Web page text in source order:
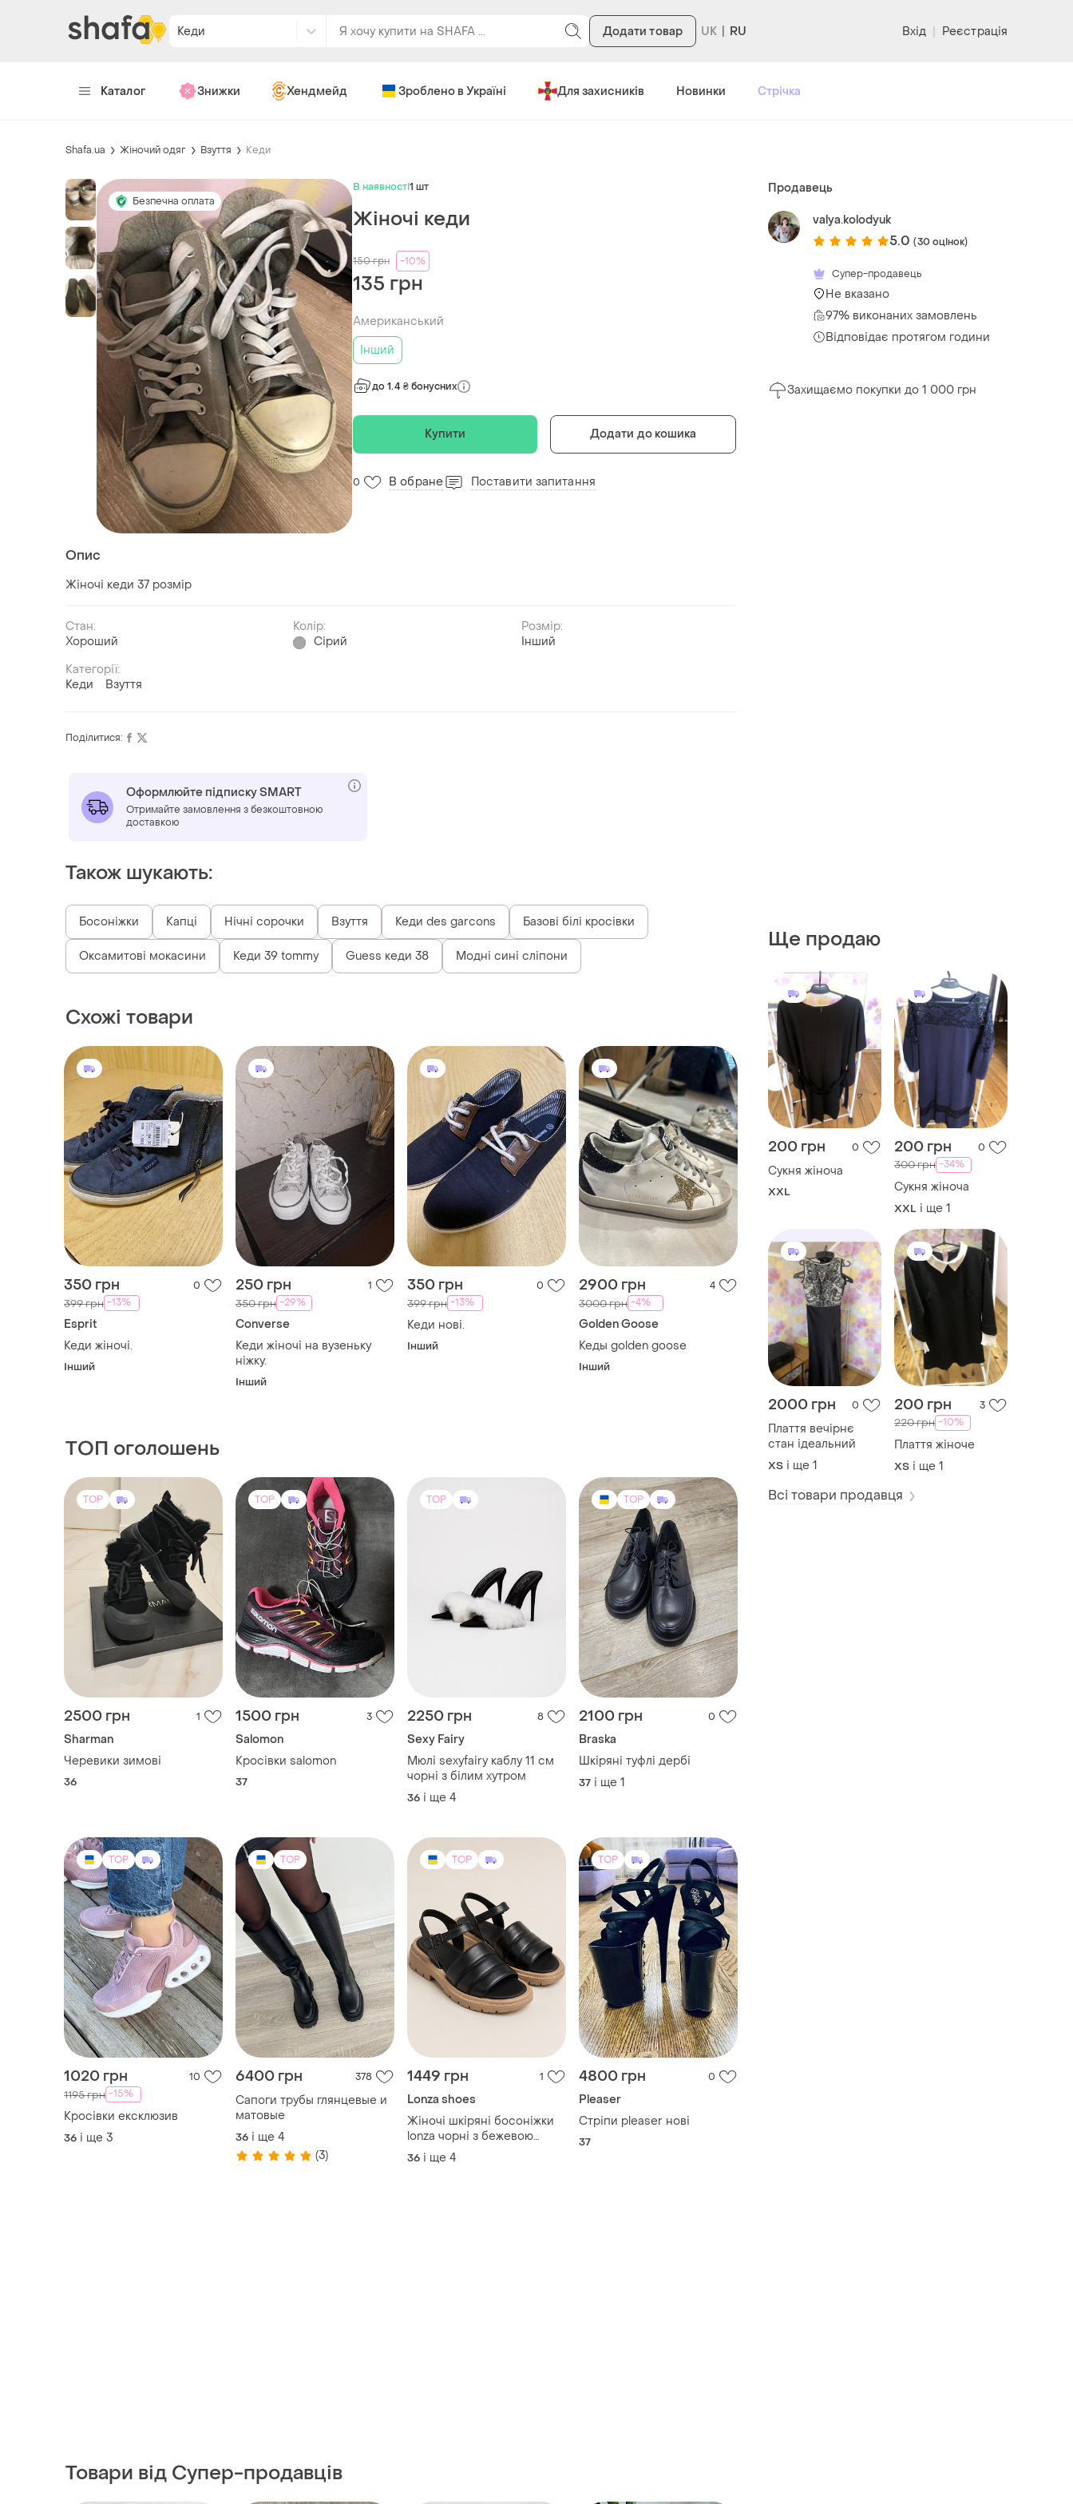
Кеди Додати товар RU Вхід | Реєстрація
Каталог Знижки Хендмейд Зроблено в Україні Для захисників Новинки Стрічка
Shafa.ua Жіночий одяг Взуття Кеди
Безпечна оплата
В наявності1 шт
Жіночі кеди
150грн -10%
135 грн
Американський
Інший
до 1.4 ₴ бонусних
Купити Додати до кошика
0 В обране Поставити запитання
Опис
Жіночі кеди 37 розмір
Стан:
Хороший
Колір:
Сірий
Розмір:
Інший
Категорії:
Кеди
Взуття
Продавець
valya.kolodyuk
5.0 (30 оцінок)
Супер-продавець
Не вказано
97% виконаних замовлень
Відповідає протягом години
Захищаємо покупки до 1 000 грн
Ще продаю
200 грн 0
Сукня жіноча
XXL
200 грн 0
300 грн -34%
Сукня жіноча
XXL і ще 1
2000 грн 0
Плаття вечірнє
стан ідеальний
ХS і ще 1
200 грн 3
220 грн -10%
Плаття жіноче
ХS і ще 1
Всі товари продавця
Поділитися:
Оформлюйте підписку SMART
Отримайте замовлення з безкоштовною
доставкою
Також шукають:
Босоніжки Капці Нічні сорочки Взуття Кеди des garcons Базові білі кросівки
Оксамитові мокасини Кеди 39 tommy Guess кеди 38 Модні сині сліпони
Схожі товари
350 грн 0
399 грн -13%
Esprit
Кеди жіночі.
Інший
250 грн 1
350 грн -29%
Converse
Кеди жіночі на вузеньку
ніжку.
Інший
350 грн 0
399 грн -13%
Кеди нові.
Інший
2900 грн 4
3000 грн -4%
Golden Goose
Кеды golden goose
Інший
ТОП оголошень
TOP
2500 грн 1
Sharman
Черевики зимові
36
TOP
1500 грн 3
Salomon
Кросівки salomon
37
TOP
2250 грн 8
Sexy Fairy
Мюлі sexyfairy каблу 11 см
чорні з білим хутром
36 і ще 4
TOP
2100 грн 0
Braska
Шкіряні туфлі дербі
37 і ще 1
TOP
1020 грн 10
1195 грн -15%
Кросівки ексклюзив
36 і ще 3
TOP
6400 грн 378
Сапоги трубы глянцевые и
матовые
36 і ще 4
(3)
TOP
1449 грн 1
Lonza shoes
Жіночі шкіряні босоніжки
lonza чорні з бежевою
підошвою 36–40
36 і ще 4
TOP
4800 грн 0
Pleaser
Стріпи pleaser нові
37
Товари від Супер-продавців